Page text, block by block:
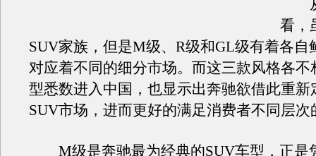
从
看，
SUV家族，但是M级、R级和GL级有着各自
对应着不同的细分市场。而这三款风格各不
型悉数进入中国，也显示出奔驰欲借此重新
SUV市场，进而更好的满足消费者不同层次
M级是奔驰最为经典的SUV车型，正是